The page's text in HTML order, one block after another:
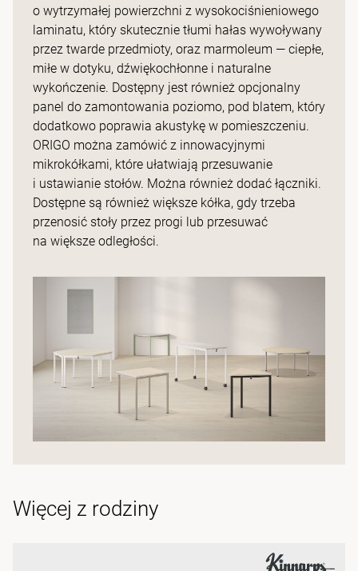
o wytrzymałej powierzchni z wysokociśnieniowego
laminatu, który skutecznie tłumi hałas wywoływany
przez twarde przedmioty, oraz marmoleum — ciepłe,
miłe w dotyku, dźwiękochłonne i naturalne
wykończenie. Dostępny jest również opcjonalny
panel do zamontowania poziomo, pod blatem, który
dodatkowo poprawia akustykę w pomieszczeniu.
ORIGO można zamówić z innowacyjnymi
mikrokółkami, które ułatwiają przesuwanie
i ustawianie stołów. Można również dodać łączniki.
Dostępne są również większe kółka, gdy trzeba
przenosić stoły przez progi lub przesuwać
na większe odległości.
Więcej z rodziny